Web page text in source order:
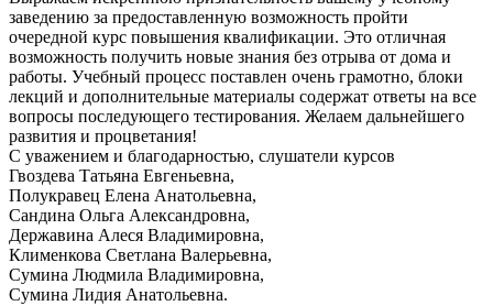
заведению за предоставленную возможность пройти
очередной курс повышения квалификации. Это отличная
возможность получить новые знания без отрыва от дома и
работы. Учебный процесс поставлен очень грамотно, блоки
лекций и дополнительные материалы содержат ответы на все
вопросы последующего тестирования. Желаем дальнейшего
развития и процветания!
С уважением и благодарностью, слушатели курсов
Гвоздева Татьяна Евгеньевна,
Полукравец Елена Анатольевна,
Сандина Ольга Александровна,
Державина Алеся Владимировна,
Клименкова Светлана Валерьевна,
Сумина Людмила Владимировна,
Сумина Лидия Анатольевна.